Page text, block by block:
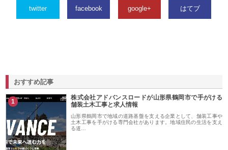
twitter facebook google+ はてブ
おすすめ記事
1
株式会社アドバンスロードが山形県鶴岡市で手がける
舗装土木工事と求人情報
山形県鶴岡市で地域の道路基盤を支える企業として、舗装工事や
土木工事を手がける専門会社があります。地域住民の生活を支え
る道…